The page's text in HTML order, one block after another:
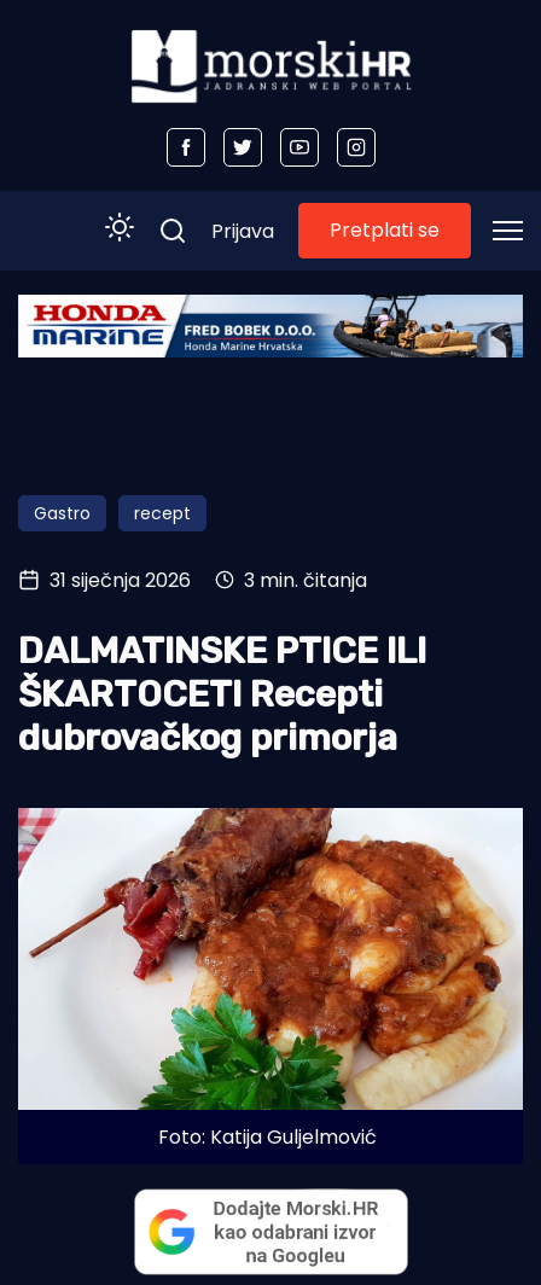
Početna
Obala
Otoci
Turizam i nautika
Pomorstvo
Ribolov
Ekologija
Prijava Pretplati se
Gastro recept
31 siječnja 2026 3 min. čitanja
DALMATINSKE PTICE ILI
ŠKARTOCETI Recepti
dubrovačkog primorja
Foto: Katija Guljelmović